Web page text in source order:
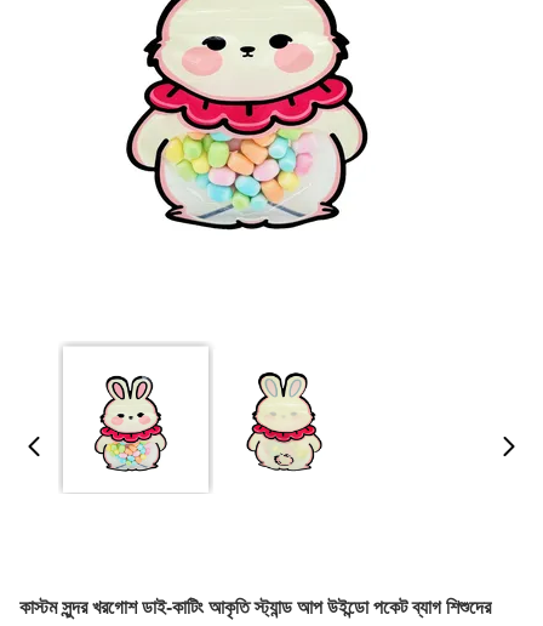
কাস্টম সুন্দর খরগোশ ডাই-কাটিং আকৃতি স্ট্যান্ড আপ উইন্ডো পকেট ব্যাগ শিশুদের